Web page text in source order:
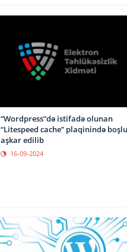
“Wordpress”də istifadə olunan
“Litespeed cache” plaqinində
aşkar edilib
16-09-2024